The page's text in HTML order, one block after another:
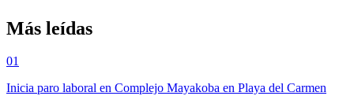
Más leídas
01
Inicia paro laboral en Complejo Mayakoba en Playa del Carmen